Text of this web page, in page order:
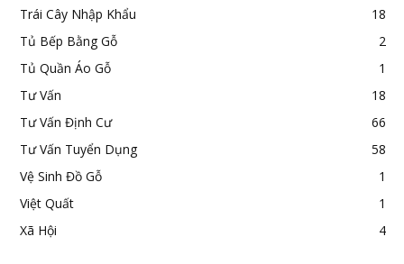
Trái Cây Nhập Khẩu
18
Tủ Bếp Bằng Gỗ
2
Tủ Quần Áo Gỗ
1
Tư Vấn
18
Tư Vấn Định Cư
66
Tư Vấn Tuyển Dụng
58
Vệ Sinh Đồ Gỗ
1
Việt Quất
1
Xã Hội
4